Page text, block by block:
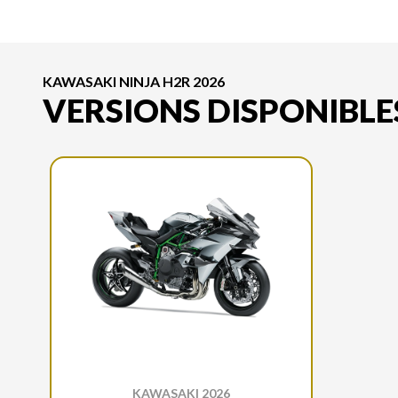
KAWASAKI NINJA H2R 2026
VERSIONS
KAWASAKI 2026